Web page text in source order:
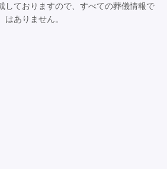
しておりますので、すべての葬儀情報で
はありません。